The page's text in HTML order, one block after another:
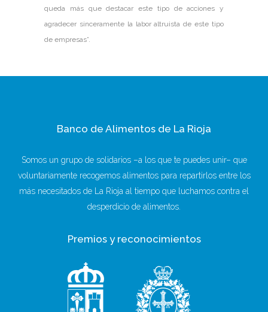
queda más que destacar este tipo de acciones y
agradecer sinceramente la labor altruista de este tipo
de empresas”.
Banco de Alimentos de La Rioja
Somos un grupo de solidarios –a los que te puedes unir– que
voluntariamente recogemos alimentos para repartirlos entre los
más necesitados de La Rioja al tiempo que luchamos contra el
desperdicio de alimentos.
Premios y reconocimientos